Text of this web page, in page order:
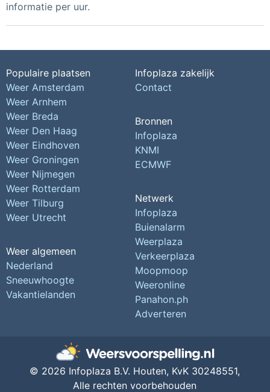
informatie per uur.
Populaire plaatsen
Weer Amsterdam
Weer Arnhem
Weer Breda
Weer Den Haag
Weer Eindhoven
Weer Groningen
Weer Nijmegen
Weer Rotterdam
Weer Tilburg
Weer Utrecht
Weer algemeen
Nederland
Sneeuwhoogte
Vakantielanden
Infoplaza zakelijk
Contact
Bronnen
Infoplaza
KNMI
ECMWF
Netwerk
Infoplaza
Buienalarm
Weerplaza
Verkeerplaza
Moopmoop
Weeronline
Panahon.ph
Adverteren
© 2026 Infoplaza B.V. Houten, KvK 30248551,
Alle rechten voorbehouden